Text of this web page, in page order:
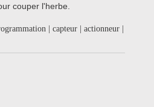
couper l'herbe.
| capteur | actionneur |